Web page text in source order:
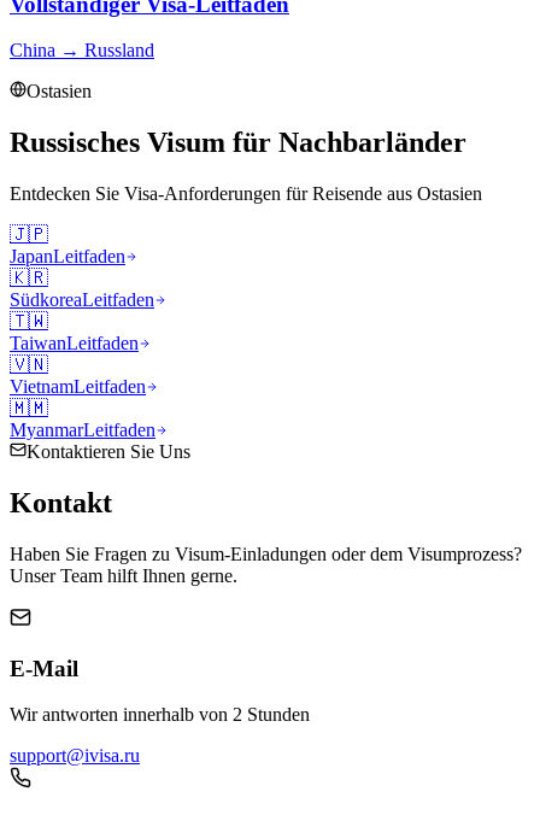
China → Russland
Ostasien
Russisches Visum für Nachbarländer
Entdecken Sie Visa-Anforderungen für Reisende aus Ostasien
🇯🇵
JapanLeitfaden
🇰🇷
SüdkoreaLeitfaden
🇹🇼
TaiwanLeitfaden
🇻🇳
VietnamLeitfaden
🇲🇲
MyanmarLeitfaden
Kontaktieren Sie Uns
Kontakt
Haben Sie Fragen zu Visum-Einladungen oder dem Visumprozess?
Unser Team hilft Ihnen gerne.
E-Mail
Wir antworten innerhalb von 2 Stunden
support@ivisa.ru